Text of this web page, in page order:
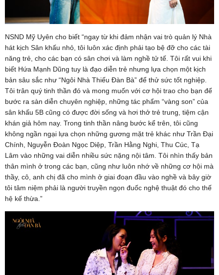
NSND Mỹ Uyên cho biết “ngay từ khi đảm nhận vai trò quản lý Nhà
hát kịch Sân khấu nhỏ, tôi luôn xác định phải tạo bệ đỡ cho các tài
năng trẻ, cho các bạn có sân chơi và làm nghề tử tế. Tôi rất vui khi
biết Hứa Mạnh Dũng tuy là đạo diễn trẻ nhưng lựa chọn một kịch
bản sâu sắc như “Ngôi Nhà Thiếu Đàn Bà” để thử sức tốt nghiệp.
Tôi trân quý tinh thần đó và mong muốn với cơ hội trao cho bạn để
bước ra sàn diễn chuyên nghiệp, những tác phẩm “vàng son” của
sân khấu 5B cũng có được đời sống và hơi thở trẻ trung, tiệm cận
khán giả hôm nay. Trong tinh thần nâng bước kể trên, tôi cũng
không ngần ngại lựa chọn những gương mặt trẻ khác như Trần Đại
Chính, Nguyễn Đoàn Ngọc Diệp, Trần Hằng Nghi, Thu Cúc, Tạ
Lâm vào những vai diễn nhiều sức nặng nội tâm. Tôi nhìn thấy bản
thân mình ở trong các bạn, cũng như luôn nhớ về những cơ hội mà
thầy, cô, anh chị đã cho mình ở giai đoạn đầu vào nghề và bây giờ
tôi tâm niệm phải là người truyền ngọn đuốc nghệ thuật đó cho thế
hệ kế thừa.”